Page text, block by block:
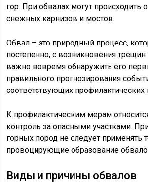
гор. При обвалах могут происходить
снежных карнизов и мостов.
Обвал – это природный процесс,
постепенно, с возникновения трещин
важно вовремя обнаружить его
правильного прогнозирования
соответствующих профилактических
К профилактическим мерам
контроль за опасными участками.
горных пород не следует применять
провоцирующие образование
Виды и причины обвалов